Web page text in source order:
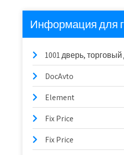
Информация для
1001 дверь,
DocAvto
Element
Fix Price
Fix Price